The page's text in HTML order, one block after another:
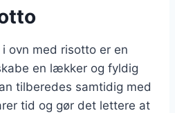
ovn med risotto er en
en lækker og fyldig
tilberedes samtidig med
tid og gør det lettere at